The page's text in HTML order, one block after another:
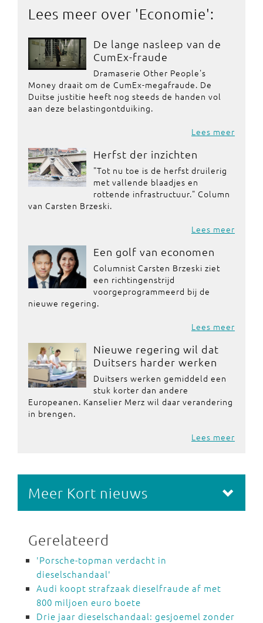
Lees meer over 'Economie':
De lange nasleep van de
CumEx-fraude
Dramaserie Other People's
Money draait om de CumEx-megafraude. De
Duitse justitie heeft nog steeds de handen vol
aan deze belastingontduiking.
Lees meer
Herfst der inzichten
"Tot nu toe is de herfst druilerig
met vallende blaadjes en
rottende infrastructuur." Column
van Carsten Brzeski.
Lees meer
Een golf van economen
Columnist Carsten Brzeski ziet
een richtingenstrijd
voorgeprogrammeerd bij de
nieuwe regering.
Lees meer
Nieuwe regering wil dat
Duitsers harder werken
Duitsers werken gemiddeld een
stuk korter dan andere
Europeanen. Kanselier Merz wil daar verandering
in brengen.
Lees meer
Meer Kort nieuws
Gerelateerd
'Porsche-topman verdacht in
dieselschandaal'
Audi koopt strafzaak dieselfraude af met
800 miljoen euro boete
Drie jaar dieselschandaal: gesjoemel zonder